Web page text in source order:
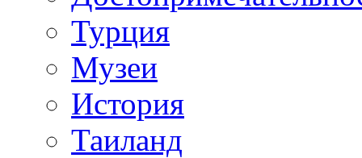
Турция
Музеи
История
Таиланд